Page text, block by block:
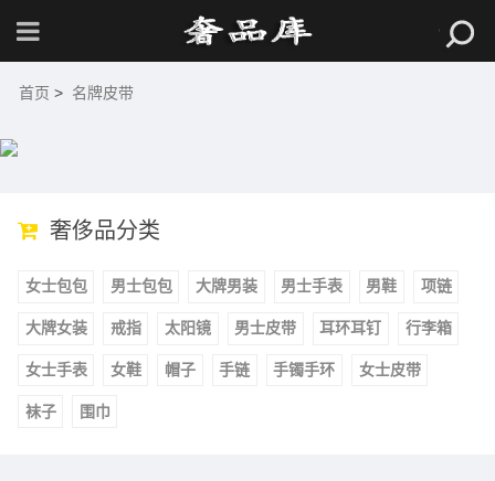
首页 > 名牌皮带
奢侈品分类
女士包包 男士包包 大牌男装 男士手表 男鞋 项链
大牌女装 戒指 太阳镜 男士皮带 耳环耳钉 行李箱
女士手表 女鞋 帽子 手链 手镯手环 女士皮带
袜子 围巾